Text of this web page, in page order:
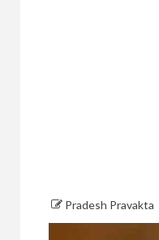
Pradesh Pravakta